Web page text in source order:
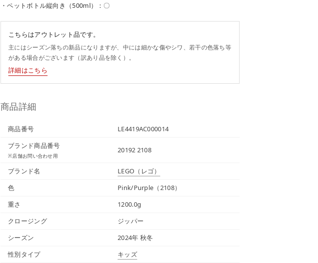
・ペットボトル縦向き（500ml）：〇
こちらはアウトレット品です。
主にはシーズン落ちの新品になりますが、中には細かな傷やシワ、若干の色落ち等
がある場合がございます（訳あり品を除く）。
詳細はこちら
商品詳細
商品番号
LE4419AC000014
ブランド商品番号
※店舗お問い合わせ用
20192 2108
ブランド名 LEGO （レゴ）
色
Pink/Purple（2108）
重さ
1200.0g
クロージング
ジッパー
シーズン
2024年 秋冬
性別タイプ
キッズ